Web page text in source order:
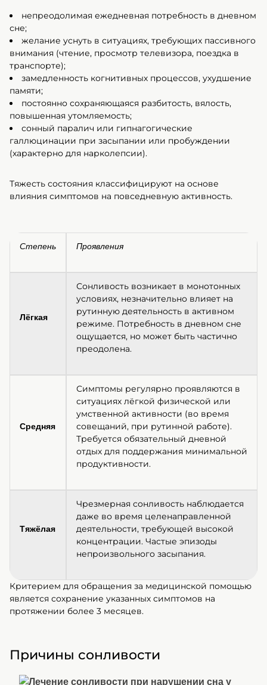
непреодолимая ежедневная потребность в дневном
сне;
желание уснуть в ситуациях, требующих пассивного
внимания (чтение, просмотр телевизора, поездка в
транспорте);
замедленность когнитивных процессов, ухудшение
памяти;
постоянно сохраняющаяся разбитость, вялость,
повышенная утомляемость;
сонный паралич или гипнагогические
галлюцинации при засыпании или пробуждении
(характерно для нарколепсии).
Тяжесть состояния классифицируют на основе
влияния симптомов на повседневную активность.
Степень Проявления
Лёгкая
Сонливость возникает в монотонных
условиях, незначительно влияет на
рутинную деятельность в активном
режиме. Потребность в дневном сне
ощущается, но может быть частично
преодолена.
Средняя
Симптомы регулярно проявляются в
ситуациях лёгкой физической или
умственной активности (во время
совещаний, при рутинной работе).
Требуется обязательный дневной
отдых для поддержания минимальной
продуктивности.
Тяжёлая
Чрезмерная сонливость наблюдается
даже во время целенаправленной
деятельности, требующей высокой
концентрации. Частые эпизоды
непроизвольного засыпания.
Критерием для обращения за медицинской помощью
является сохранение указанных симптомов на
протяжении более 3 месяцев.
Причины сонливости